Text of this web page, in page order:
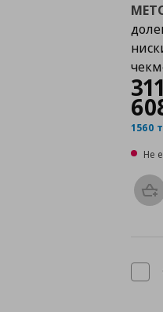
1560
Не